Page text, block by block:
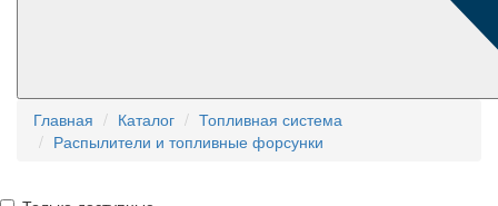
Главная Каталог
Топливная система
Распылители и топливные форсунки